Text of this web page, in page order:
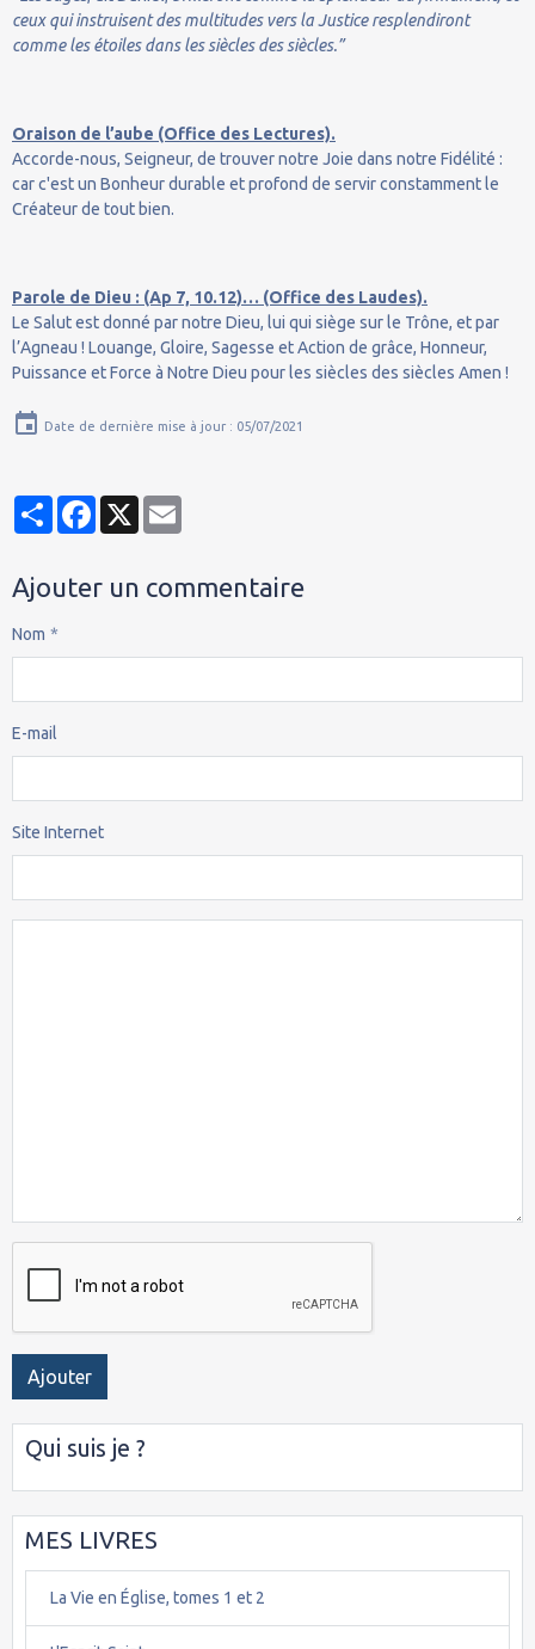
ceux qui instruisent des multitudes vers la Justice resplendiront
comme les étoiles dans les siècles des siècles.”
Oraison de l’aube (Office des Lectures).
Accorde-nous, Seigneur, de trouver notre Joie dans notre Fidélité :
car c'est un Bonheur durable et profond de servir constamment le
Créateur de tout bien.
Parole de Dieu : (Ap 7, 10.12)… (Office des Laudes).
Le Salut est donné par notre Dieu, lui qui siège sur le Trône, et par
l’Agneau ! Louange, Gloire, Sagesse et Action de grâce, Honneur,
Puissance et Force à Notre Dieu pour les siècles des siècles Amen !
Date de dernière mise à jour : 05/07/2021
PartagerFacebook
X
Ajouter un commentaire
Nom
E-mail
Site Internet
Ajouter
Qui suis je ?
MES LIVRES
La Vie en Église, tomes 1 et 2